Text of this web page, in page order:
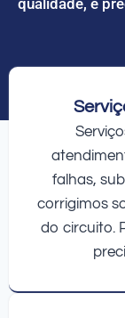
falhas,
corrigimos
do circuito.